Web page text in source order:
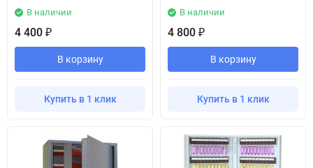
В наличии
4 400 ₽
В корзину
Купить в 1 клик
В наличии
4 800 ₽
В корзину
Купить в 1 клик